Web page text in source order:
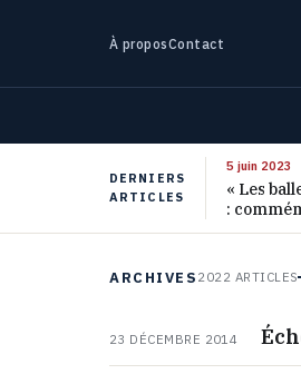
À proposContact
DERNIERS
ARTICLES
5 juin 2023
« Les
:
ans de
ARCHIVES 2022 ARTICLES
23 DÉCEMBRE 2014